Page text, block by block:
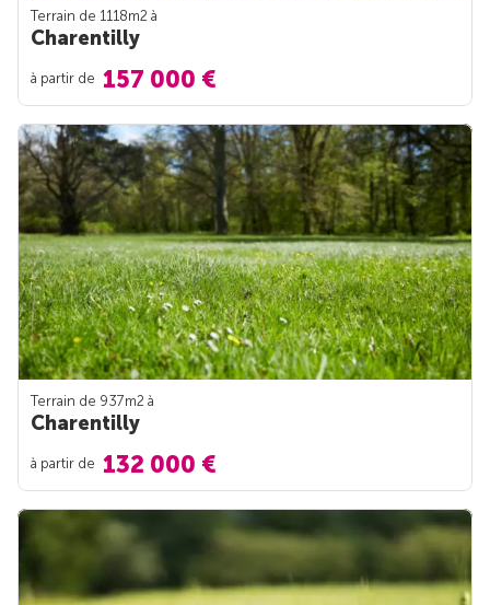
Terrain de 1118m2 à
Charentilly
à partir de 157 000 €
Terrain de 937m2 à
Charentilly
à partir de 132 000 €